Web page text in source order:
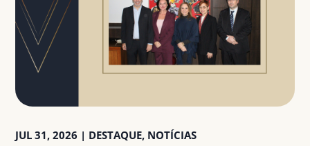
JUL 31, 2026 | DESTAQUE, NOTÍCIAS